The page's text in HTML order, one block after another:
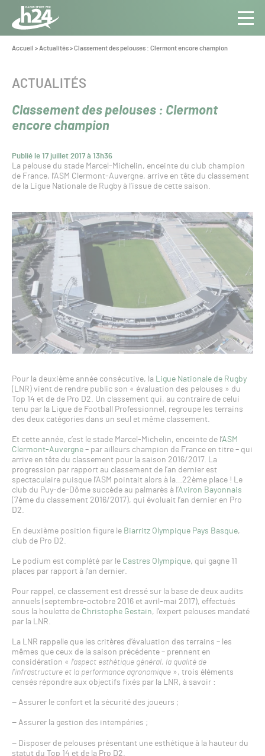
Panneau de gestion des cookies
Aller au contenu
Toute
l’info
Pro
Vous
Accueil >Actualités>Classement des pelouses : Clermont encore champion
Classement des pelouses : Clermont
encore champion
Publié le 17 juillet 2017 à 13h36
CATÉGORIE :
ACTUALITÉS
La pelouse du stade Marcel-Michelin, enceinte du club champion
de France, l’ASM Clermont-Auvergne, arrive en tête du classement
de la Ligue Nationale de Rugby à l’issue de cette saison.
Pour la deuxième année consécutive, la Ligue Nationale de Rugby
(LNR) vient de rendre public son « évaluation des pelouses » du
Top 14 et de de Pro D2. Un classement qui, au contraire de celui
tenu par la Ligue de Football Professionnel, regroupe les terrains
des deux catégories dans un seul et même classement.
Et cette année, c’est le stade Marcel-Michelin, enceinte de l’ASM
Clermont-Auvergne– par ailleurs champion de France en titre – qui
arrive en tête du classement pour la saison 2016/2017. La
progression par rapport au classement de l’an dernier est
spectaculaire puisque l’ASM pointait alors à la…22ème place ! Le
club du Puy-de-Dôme succède au palmarès à l’Aviron Bayonnais
(7ème du classement 2016/2017), qui évoluait l’an dernier en Pro
D2.
En deuxième position figure le Biarritz Olympique Pays Basque,
club de Pro D2.
Le podium est complété par le Castres Olympique, qui gagne 11
places par rapport à l’an dernier.
Pour rappel, ce classement est dressé sur la base de deux audits
annuels (septembre-octobre 2016 et avril-mai 2017), effectués
sous la houlette de Christophe Gestain, l’expert pelouses mandaté
par la LNR.
La LNR rappelle que les critères d’évaluation des terrains – les
mêmes que ceux de la saison précédente – prennent en
considération « l’aspect esthétique général, la qualité de
l’infrastructure et la performance agronomique », trois éléments
censés répondre aux objectifs fixés par la LNR, à savoir :
− Assurer le confort et la sécurité des joueurs ;
− Assurer la gestion des intempéries ;
− Disposer de pelouses présentant une esthétique à la hauteur du
statut du Top 14 et de la Pro D2.